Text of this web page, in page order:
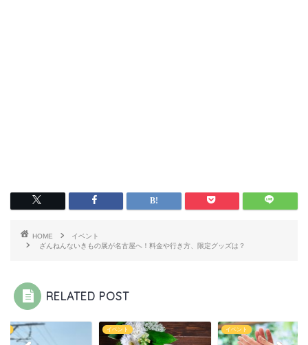
HOME
イベント
ざんねんないきもの展が名古屋へ！料金や行き方、限定グッズは？
RELATED POST
イベント イベント